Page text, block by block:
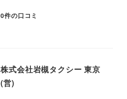
0件の口コミ
株式会社岩槻タクシー 東京
(営)